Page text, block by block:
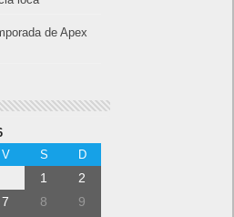
de Apex
V S D
1
2
7 8
9